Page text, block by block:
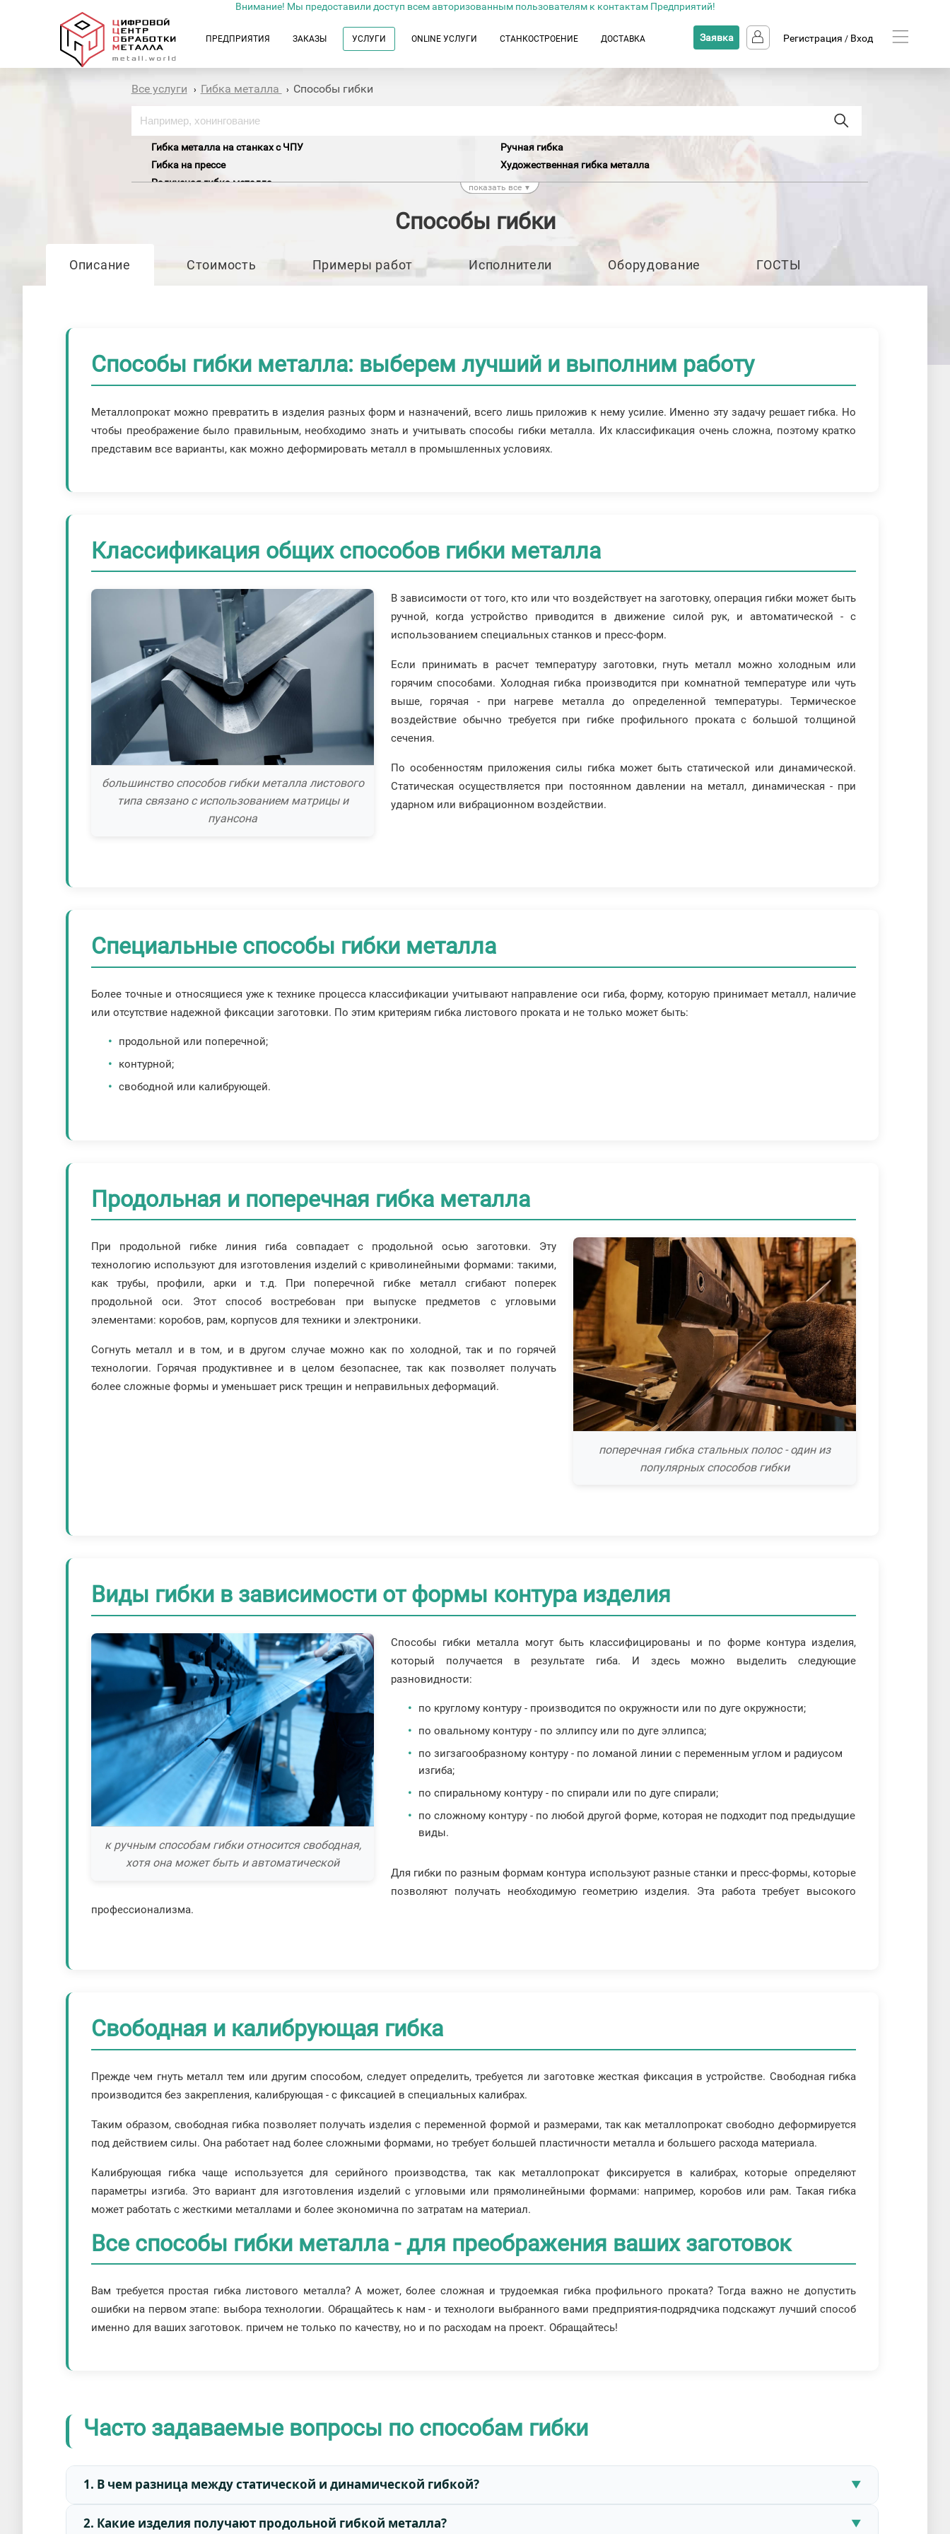
Внимание! Мы предоставили доступ всем авторизованным пользователям к контактам Предприятий!
ПРЕДПРИЯТИЯ ЗАКАЗЫ УСЛУГИ ONLINE УСЛУГИ СТАНКОСТРОЕНИЕ ДОСТАВКА Заявка Регистрация / Вход
Все услуги › Гибка металла › Способы гибки
Гибка металла на станках с ЧПУ
Гибка на прессе
Радиусная гибка металла
Ручная гибка
Художественная гибка металла
показать все ▼
Способы гибки
Описание Стоимость Примеры работ Исполнители Оборудование ГОСТЫ
Способы гибки металла: выберем лучший и выполним работу
Металлопрокат можно превратить в изделия разных форм и назначений, всего лишь приложив к нему усилие. Именно эту задачу решает гибка. Но
чтобы преображение было правильным, необходимо знать и учитывать способы гибки металла. Их классификация очень сложна, поэтому кратко
представим все варианты, как можно деформировать металл в промышленных условиях.
Классификация общих способов гибки металла
большинство способов гибки металла листового
типа связано с использованием матрицы и
пуансона
В зависимости от того, кто или что воздействует на заготовку, операция гибки может быть
ручной, когда устройство приводится в движение силой рук, и автоматической - с
использованием специальных станков и пресс-форм.
Если принимать в расчет температуру заготовки, гнуть металл можно холодным или
горячим способами. Холодная гибка производится при комнатной температуре или чуть
выше, горячая - при нагреве металла до определенной температуры. Термическое
воздействие обычно требуется при гибке профильного проката с большой толщиной
сечения.
По особенностям приложения силы гибка может быть статической или динамической.
Статическая осуществляется при постоянном давлении на металл, динамическая - при
ударном или вибрационном воздействии.
Специальные способы гибки металла
Более точные и относящиеся уже к технике процесса классификации учитывают направление оси гиба, форму, которую принимает металл, наличие
или отсутствие надежной фиксации заготовки. По этим критериям гибка листового проката и не только может быть:
продольной или поперечной;
контурной;
свободной или калибрующей.
Продольная и поперечная гибка металла
поперечная гибка стальных полос - один из
популярных способов гибки
При продольной гибке линия гиба совпадает с продольной осью заготовки. Эту
технологию используют для изготовления изделий с криволинейными формами: такими,
как трубы, профили, арки и т.д. При поперечной гибке металл сгибают поперек
продольной оси. Этот способ востребован при выпуске предметов с угловыми
элементами: коробов, рам, корпусов для техники и электроники.
Согнуть металл и в том, и в другом случае можно как по холодной, так и по горячей
технологии. Горячая продуктивнее и в целом безопаснее, так как позволяет получать
более сложные формы и уменьшает риск трещин и неправильных деформаций.
Виды гибки в зависимости от формы контура изделия
к ручным способам гибки относится свободная,
хотя она может быть и автоматической
Способы гибки металла могут быть классифицированы и по форме контура изделия,
который получается в результате гиба. И здесь можно выделить следующие
разновидности:
по круглому контуру - производится по окружности или по дуге окружности;
по овальному контуру - по эллипсу или по дуге эллипса;
по зигзагообразному контуру - по ломаной линии с переменным углом и радиусом
изгиба;
по спиральному контуру - по спирали или по дуге спирали;
по сложному контуру - по любой другой форме, которая не подходит под предыдущие
виды.
Для гибки по разным формам контура используют разные станки и пресс-формы, которые
позволяют получать необходимую геометрию изделия. Эта работа требует высокого
профессионализма.
Свободная и калибрующая гибка
Прежде чем гнуть металл тем или другим способом, следует определить, требуется ли заготовке жесткая фиксация в устройстве. Свободная гибка
производится без закрепления, калибрующая - с фиксацией в специальных калибрах.
Таким образом, свободная гибка позволяет получать изделия с переменной формой и размерами, так как металлопрокат свободно деформируется
под действием силы. Она работает над более сложными формами, но требует большей пластичности металла и большего расхода материала.
Калибрующая гибка чаще используется для серийного производства, так как металлопрокат фиксируется в калибрах, которые определяют
параметры изгиба. Это вариант для изготовления изделий с угловыми или прямолинейными формами: например, коробов или рам. Такая гибка
может работать с жесткими металлами и более экономична по затратам на материал.
Все способы гибки металла - для преображения ваших заготовок
Вам требуется простая гибка листового металла? А может, более сложная и трудоемкая гибка профильного проката? Тогда важно не допустить
ошибки на первом этапе: выбора технологии. Обращайтесь к нам - и технологи выбранного вами предприятия-подрядчика подскажут лучший способ
именно для ваших заготовок. причем не только по качеству, но и по расходам на проект. Обращайтесь!
Часто задаваемые вопросы по способам гибки
1. В чем разница между статической и динамической гибкой?
2. Какие изделия получают продольной гибкой металла?